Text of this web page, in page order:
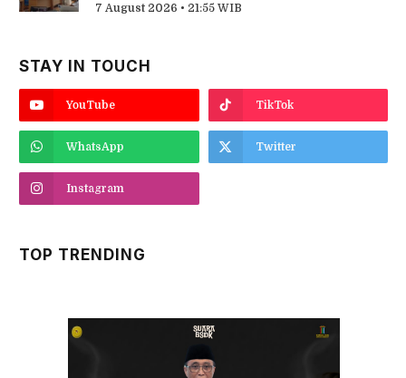
7 August 2026 • 21:55 WIB
STAY IN TOUCH
YouTube TikTok
WhatsApp Twitter
Instagram
TOP TRENDING